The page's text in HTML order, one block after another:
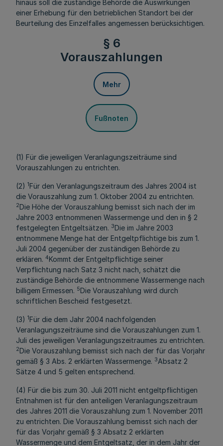
hinaus soll die zuständige Behörde die Auswirkungen
einer Erhebung für den betrieblichen Standort bei der
Beurteilung des Einzelfalles angemessen berücksichtigen.
§ 6
Vorauszahlungen
Mehr
Fußnoten
(1) Für die jeweiligen Veranlagungszeiträume sind
Vorauszahlungen zu entrichten.
(2) 1Für den Veranlagungszeitraum des Jahres 2004 ist
die Vorauszahlung zum 1. Oktober 2004 zu entrichten.
2Die Höhe der Vorauszahlung bemisst sich nach der im
Jahre 2003 entnommenen Wassermenge und den in § 2
festgelegten Entgeltsätzen. 3Die im Jahre 2003
entnommene Menge hat der Entgeltpflichtige bis zum 1.
Juli 2004 gegenüber der zuständigen Behörde zu
erklären. 4Kommt der Entgeltpflichtige seiner
Verpflichtung nach Satz 3 nicht nach, schätzt die
zuständige Behörde die entnommene Wassermenge nach
billigem Ermessen. 5Die Vorauszahlung wird durch
schriftlichen Bescheid festgesetzt.
(3) 1Für die dem Jahr 2004 nachfolgenden
Veranlagungszeiträume sind die Vorauszahlungen zum 1.
Juli des jeweiligen Veranlagungszeitraumes zu entrichten.
2Die Vorauszahlung bemisst sich nach der für das Vorjahr
gemäß § 3 Abs. 2 erklärten Wassermenge. 3Absatz 2
Sätze 4 und 5 gelten entsprechend.
(4) Für die bis zum 30. Juli 2011 nicht entgeltpflichtigen
Entnahmen ist für den anteiligen Veranlagungszeitraum
des Jahres 2011 die Vorauszahlung zum 1. November 2011
zu entrichten. Die Vorauszahlung bemisst sich nach der
für das Vorjahr gemäß § 3 Absatz 2 erklärten
Wassermenge und dem Entgeltsatz, der in dem Jahr der